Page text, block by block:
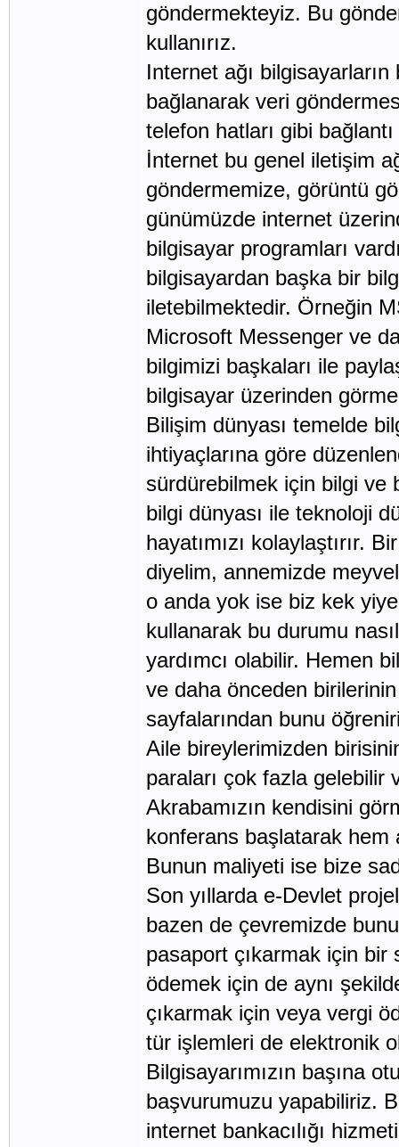
göndermekteyiz. Bu
kullanırız.
Internet ağı
bağlanarak veri
telefon hatları gibi
İnternet bu genel iletişim
göndermemize, görüntü
günümüzde internet
bilgisayar programları
bilgisayardan başka bir
iletebilmektedir. Örneğin
Microsoft Messenger ve
bilgimizi başkaları ile
bilgisayar üzerinden
Bilişim dünyası temelde
ihtiyaçlarına göre
sürdürebilmek için bilgi ve
bilgi dünyası ile teknoloji
hayatımızı kolaylaştırır.
diyelim, annemizde
o anda yok ise biz kek
kullanarak bu durumu
yardımcı olabilir. Hemen
ve daha önceden
sayfalarından bunu
Aile bireylerimizden
paraları çok fazla
Akrabamızın kendisini
konferans başlatarak hem
Bunun maliyeti ise bize
Son yıllarda e-Devlet
bazen de çevremizde
pasaport çıkarmak için bir
ödemek için de aynı
çıkarmak için veya vergi
tür işlemleri de elektronik
Bilgisayarımızın başına
başvurumuzu yapabiliriz.
internet bankacılığı